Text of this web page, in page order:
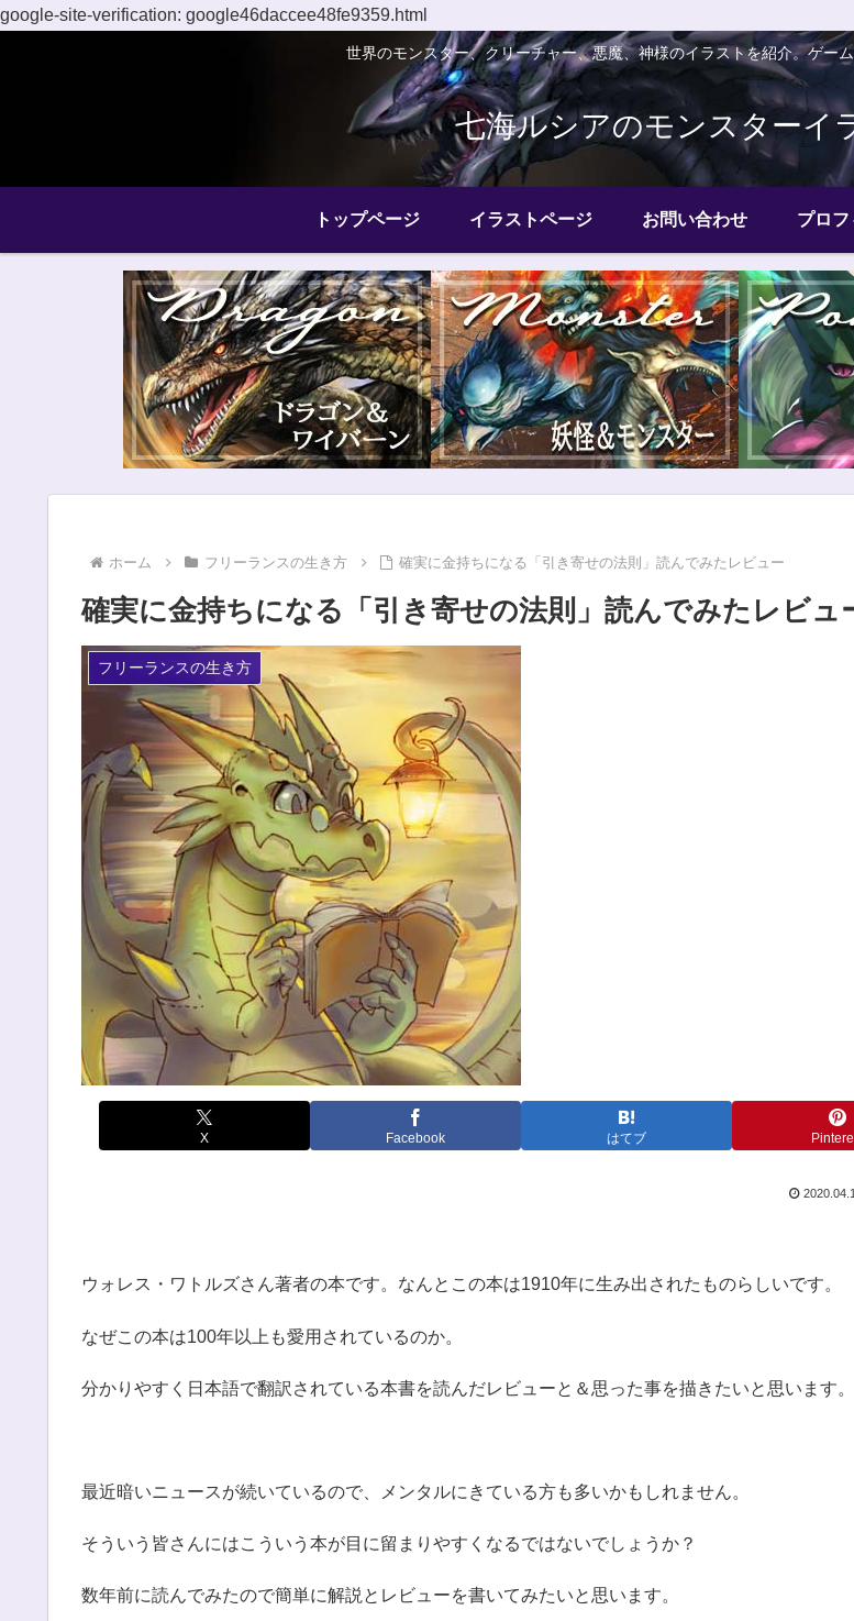
google-site-verification: google46daccee48fe9359.html
世界のモンスター、クリーチャー、悪魔、神様のイラストを紹介。ゲー
七海ルシアのモンスターイ
トップページ イラストページ お問い合わせ プロフ
ホーム フリーランスの生き方 確実に金持ちになる「引き寄せの法則」読んでみたレビュー
確実に金持ちになる「引き寄せの法則」読んでみたレビュ
フリーランスの生き方
X Facebook はてブ
ウォレス・ワトルズさん著者の本です。なんとこの本は1910年に生み出されたものらしいです。
なぜこの本は100年以上も愛用されているのか。
分かりやすく日本語で翻訳されている本書を読んだレビューと＆思った事を描きたいと思います。
最近暗いニュースが続いているので、メンタルにきている方も多いかもしれません。
そういう皆さんにはこういう本が目に留まりやすくなるではないでしょうか？
数年前に読んでみたので簡単に解説とレビューを書いてみたいと思います。